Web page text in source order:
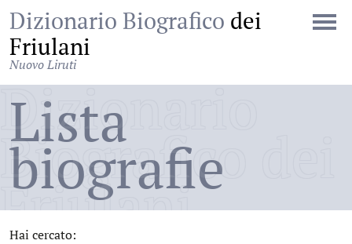
Dizionario Biografico dei
Friulani
Nuovo Liruti
Dizionario
Biografico dei
Friulani
Lista
biografie
Hai cercato: